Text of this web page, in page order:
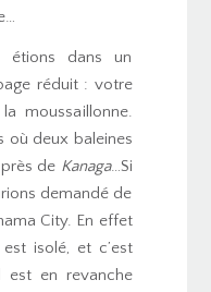
étions dans un
réduit : votre
moussaillonne.
où deux baleines
de Kanaga…Si
demandé de
City. En effet
isolé, et c’est
est en revanche